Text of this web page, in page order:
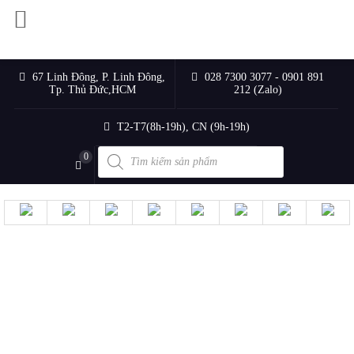
67 Linh Đông, P. Linh Đông,
Tp. Thủ Đức,HCM
028 7300 3077 - 0901 891
212 (Zalo)
T2-T7(8h-19h), CN (9h-19h)
0
Products
search